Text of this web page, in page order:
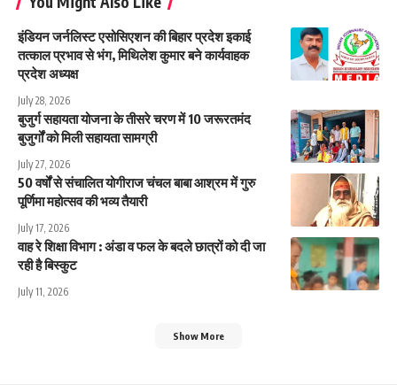
इंडियन जर्नलिस्ट एसोसिएशन की बिहार प्रदेश इकाई
तत्काल प्रभाव से भंग, मिथिलेश कुमार बने कार्यवाहक
प्रदेश अध्यक्ष
July 28, 2026
बुजुर्ग सहायता योजना के तीसरे चरण में 10 जरूरतमंद
बुजुर्गों को मिली सहायता सामग्री
July 27, 2026
50 वर्षों से संचालित योगीराज चंचल बाबा आश्रम में गुरु
पूर्णिमा महोत्सव की भव्य तैयारी
July 17, 2026
वाह रे शिक्षा विभाग : अंडा व फल के बदले छात्रों को दी जा
रही है बिस्कुट
July 11, 2026
Show More